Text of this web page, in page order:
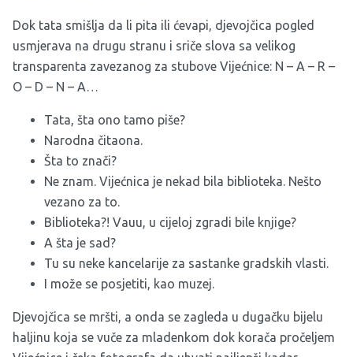
Dok tata smišlja da li pita ili ćevapi, djevojčica pogled
usmjerava na drugu stranu i sriče slova sa velikog
transparenta zavezanog za stubove Vijećnice: N – A – R –
O – D – N – A…
Tata, šta ono tamo piše?
Narodna čitaona.
Šta to znači?
Ne znam. Vijećnica je nekad bila biblioteka. Nešto
vezano za to.
Biblioteka?! Vauu, u cijeloj zgradi bile knjige?
A šta je sad?
Tu su neke kancelarije za sastanke gradskih vlasti.
I može se posjetiti, kao muzej.
Djevojčica se mršti, a onda se zagleda u dugačku bijelu
haljinu koja se vuče za mladenkom dok korača pročeljem